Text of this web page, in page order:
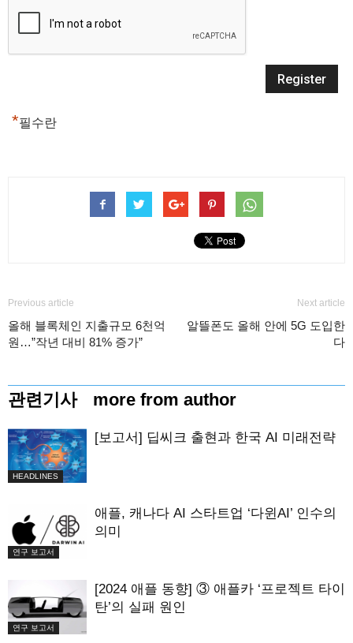
*필수란
Previous article
올해 블록체인 지출규모 6천억
원…”작년 대비 81% 증가”
Next article
알뜰폰도 올해 안에 5G 도입한
다
관련기사 more from author
HEADLINES
[보고서] 딥씨크 출현과 한국 AI 미래전략
연구 보고서
애플, 캐나다 AI 스타트업 ‘다윈AI’ 인수의
의미
연구 보고서
[2024 애플 동향] ③ 애플카 ‘프로젝트 타이
탄’의 실패 원인